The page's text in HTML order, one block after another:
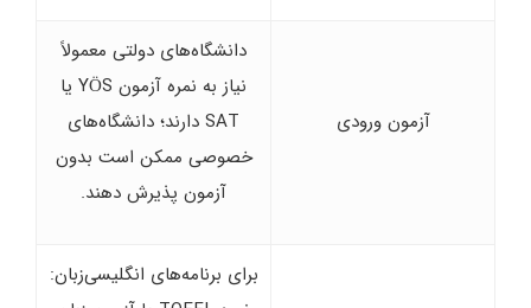
آزمون ورودی
دانشگاه‌های دولتی معمولاً
نیاز به نمره آزمون YÖS یا
SAT دارند؛ دانشگاه‌های
خصوصی ممکن است بدون
آزمون پذیرش دهند.
برای برنامه‌های انگلیسی‌زبان: